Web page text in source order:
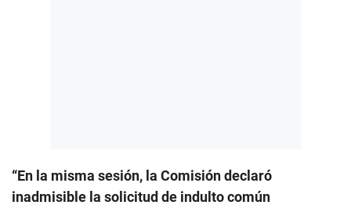
“En la misma sesión, la Comisión declaró
inadmisible la solicitud de indulto común